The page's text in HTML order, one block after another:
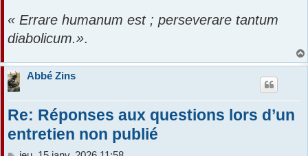
« Errare humanum est ; perseverare tantum
diabolicum.».
Abbé Zins
Re: Réponses aux questions lors d’un
entretien non publié